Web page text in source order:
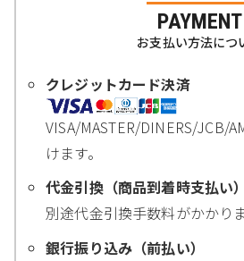
PAYMENT
お支払い方法につ
クレジットカード決済
VISA/MASTER/DINERS/JCB/
けます。
代金引換（商品到着時支払い）
別途代金引換手数料がかかりま
銀行振り込み（前払い）